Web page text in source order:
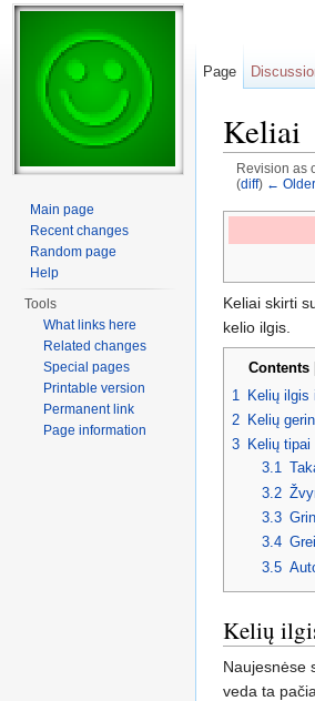
Keliai
Revision as
(diff) ←
Keliai skirti
kelio ilgis.
Contents
1
Kelių ilgis
2 Kelių
3 Kelių tipai
3.1
3.2
3.3
3.4
3.5
Kelių
Naujesnėse
veda ta
Page
Main page
Recent changes
Random page
Help
Tools
What links here
Related changes
Special pages
Printable version
Permanent link
Page information